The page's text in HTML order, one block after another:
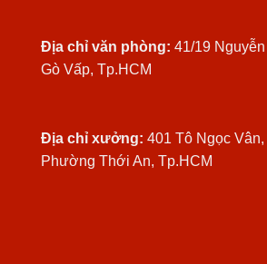
Địa chỉ văn phòng: 41/19
Gò Vấp, Tp.HCM
Địa chỉ xưởng: 401 Tô Ngọc
Phường Thới An, Tp.HCM